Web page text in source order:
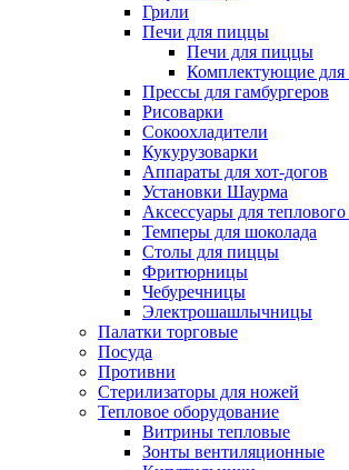
Грили
Печи для пиццы
Печи для пиццы
Комплектующие
Прессы для гамбургеров
Рисоварки
Сокоохладители
Кукурузоварки
Аппараты для хот-догов
Установки Шаурма
Аксессуары для
Темперы для шоколада
Столы для пиццы
Фритюрницы
Чебуречницы
Электрошашлычницы
Палатки торговые
Посуда
Противни
Стерилизаторы для ножей
Тепловое оборудование
Витрины тепловые
Зонты вентиляционные